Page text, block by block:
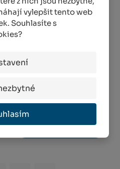
vylepšit tento web
Souhlasíte s